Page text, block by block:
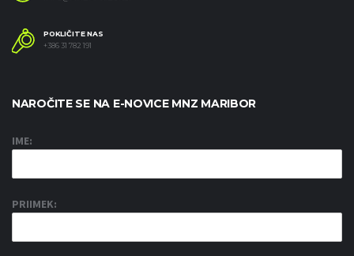
POKLIČITE NAS
+386 31 782 191
NAROČITE SE NA E-NOVICE MNZ MARIBOR
IME:
PRIIMEK: